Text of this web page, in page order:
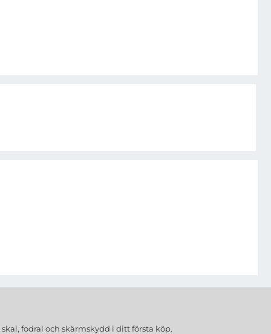
skal, fodral och skärmskydd i ditt första köp.